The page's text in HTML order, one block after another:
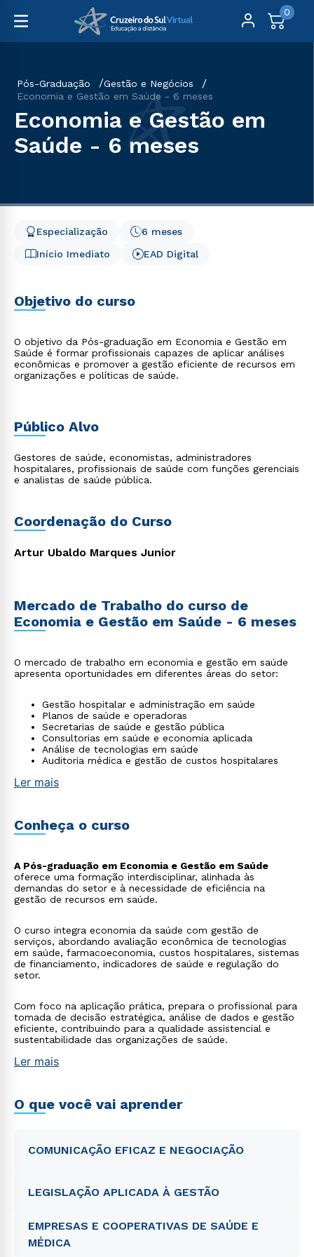
0
Pós-Graduação
Gestão e Negócios
Economia e Gestão em Saúde - 6 meses
Economia e Gestão em
Saúde - 6 meses
Início Imediato
6 meses
Especialização
EAD Digital
Objetivo do curso
O objetivo da Pós-graduação em Economia e Gestão em
Saúde é formar profissionais capazes de aplicar análises
econômicas e promover a gestão eficiente de recursos em
organizações e políticas de saúde.
Público Alvo
Gestores de saúde, economistas, administradores
hospitalares, profissionais de saúde com funções gerenciais
e analistas de saúde pública.
Coordenação do Curso
Artur Ubaldo Marques Junior
Mercado de Trabalho do curso de
Economia e Gestão em Saúde - 6 meses
O mercado de trabalho em economia e gestão em saúde
apresenta oportunidades em diferentes áreas do setor:
Gestão hospitalar e administração em saúde
Planos de saúde e operadoras
Secretarias de saúde e gestão pública
Consultorias em saúde e economia aplicada
Análise de tecnologias em saúde
Auditoria médica e gestão de custos hospitalares
Ler mais
Conheça o curso
A Pós-graduação em Economia e Gestão em Saúde
oferece uma formação interdisciplinar, alinhada às
demandas do setor e à necessidade de eficiência na
gestão de recursos em saúde.
O curso integra economia da saúde com gestão de
serviços, abordando avaliação econômica de tecnologias
em saúde, farmacoeconomia, custos hospitalares, sistemas
de financiamento, indicadores de saúde e regulação do
setor.
Com foco na aplicação prática, prepara o profissional para
tomada de decisão estratégica, análise de dados e gestão
eficiente, contribuindo para a qualidade assistencial e
sustentabilidade das organizações de saúde.
Ler mais
O que você vai aprender
COMUNICAÇÃO EFICAZ E NEGOCIAÇÃO
LEGISLAÇÃO APLICADA À GESTÃO
EMPRESAS E COOPERATIVAS DE SAÚDE E
MÉDICA